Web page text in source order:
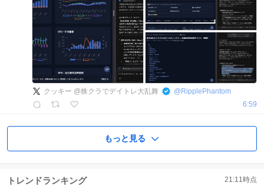
クッキー @株クラでデイトレ大乱舞 @ RipplePhantom
6:59
もっと見る
トレンドランキング 21:11時点